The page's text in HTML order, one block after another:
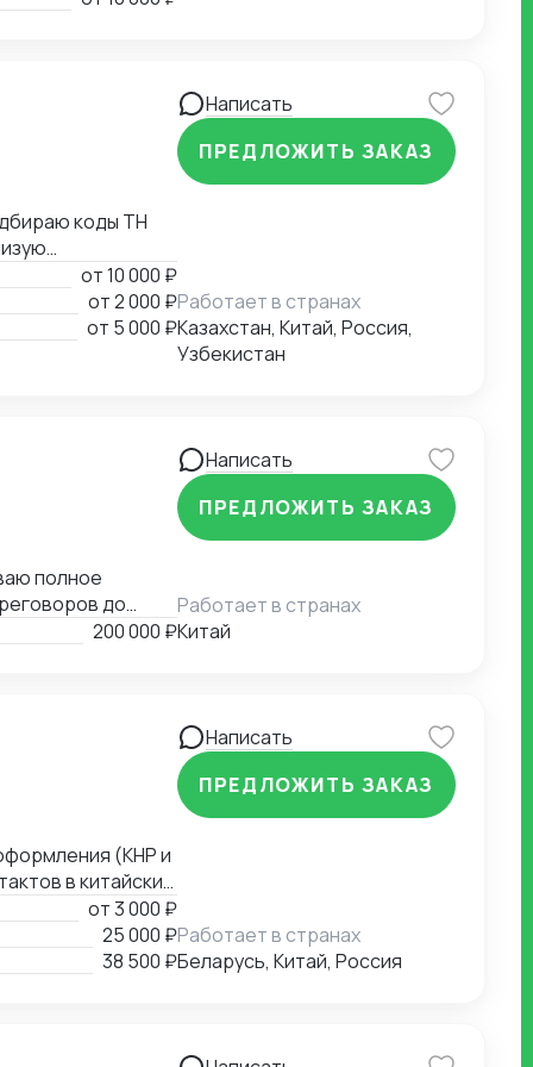
от10 000 ₽
от2 000 ₽
от 5 000 ₽
Написать
ПРЕДЛОЖИТЬ ЗАКАЗ
Работает в странах
Казахстан, Китай, Россия,
Узбекистан
полное
до
владею
200 000 ₽
Написать
ПРЕДЛОЖИТЬ ЗАКАЗ
Работает в странах
Китай
(КНР и
в китайских
Хэйхэ,
Sinopec,
и меда с чагой в
от3 000 ₽
25 000 ₽
38 500 ₽
Написать
ПРЕДЛОЖИТЬ ЗАКАЗ
Работает в странах
Беларусь, Китай, Россия